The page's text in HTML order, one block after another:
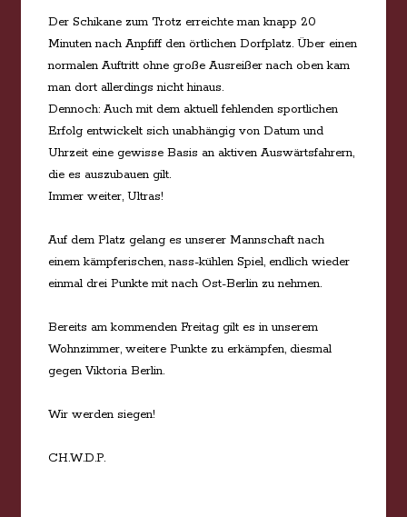
Der Schikane zum Trotz erreichte man knapp 20
Minuten nach Anpfiff den örtlichen Dorfplatz. Über einen
normalen Auftritt ohne große Ausreißer nach oben kam
man dort allerdings nicht hinaus.
Dennoch: Auch mit dem aktuell fehlenden sportlichen
Erfolg entwickelt sich unabhängig von Datum und
Uhrzeit eine gewisse Basis an aktiven Auswärtsfahrern,
die es auszubauen gilt.
Immer weiter, Ultras!
Auf dem Platz gelang es unserer Mannschaft nach
einem kämpferischen, nass-kühlen Spiel, endlich wieder
einmal drei Punkte mit nach Ost-Berlin zu nehmen.
Bereits am kommenden Freitag gilt es in unserem
Wohnzimmer, weitere Punkte zu erkämpfen, diesmal
gegen Viktoria Berlin.
Wir werden siegen!
CH.W.D.P.